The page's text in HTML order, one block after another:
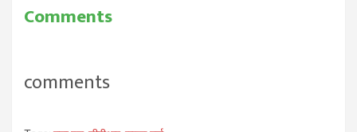
Comments
comments